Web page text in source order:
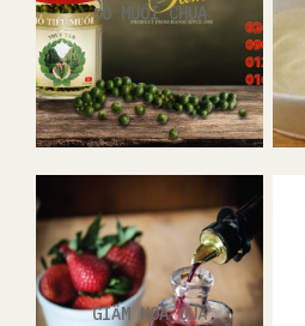
ĐỒ MUỐI CHUA
GIẤM HOA QUẢ